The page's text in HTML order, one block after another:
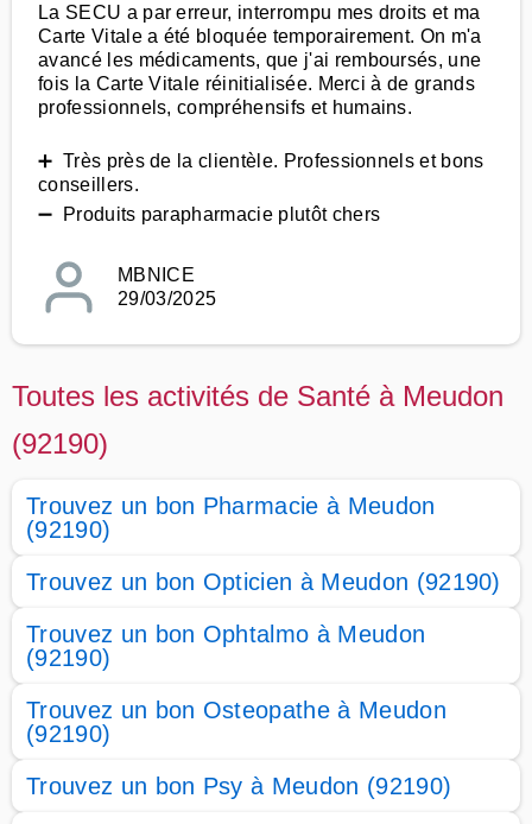
La SECU a par erreur, interrompu mes droits et ma
Carte Vitale a été bloquée temporairement. On m'a
avancé les médicaments, que j'ai remboursés, une
fois la Carte Vitale réinitialisée. Merci à de grands
professionnels, compréhensifs et humains.
➕ Très près de la clientèle. Professionnels et bons
conseillers.
➖ Produits parapharmacie plutôt chers
MBNICE
29/03/2025
Toutes les activités de Santé à Meudon
(92190)
Trouvez un bon Pharmacie à Meudon
(92190)
Trouvez un bon Opticien à Meudon (92190)
Trouvez un bon Ophtalmo à Meudon
(92190)
Trouvez un bon Osteopathe à Meudon
(92190)
Trouvez un bon Psy à Meudon (92190)